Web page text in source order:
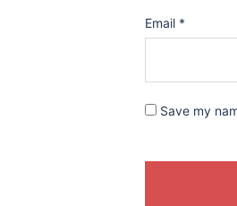
Email *
Save my